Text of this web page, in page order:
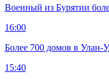
Военный из Бурятии
16:00
Более 700 домов в Улан-
15:40